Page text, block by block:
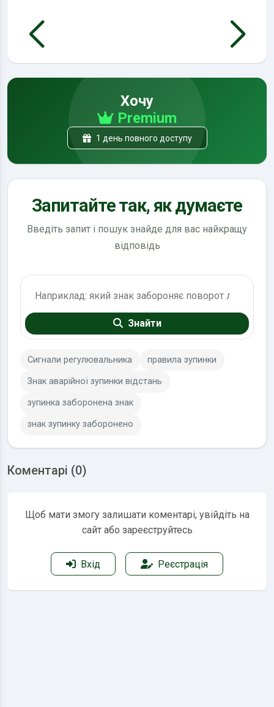
Хочу
Premium
1 день повного доступу
Запитайте так, як думаєте
Введіть запит і пошук знайде для вас найкращу
відповідь
Знайти
Сигнали регулювальника правила зупинки
Знак аварійної зупинки відстань
зупинка заборонена знак
знак зупинку заборонено
Коментарі (0)
Щоб мати змогу залишати коментарі, увійдіть на
сайт або зареєструйтесь
Вхід Реєстрація